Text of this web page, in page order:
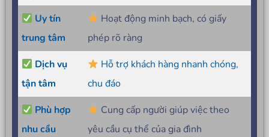
Uy tín
trung tâm
Hoạt động minh bạch, có giấy
phép rõ ràng
Dịch vụ
tận tâm
Hỗ trợ khách hàng nhanh chóng,
chu đáo
Phù hợp
nhu cầu
Cung cấp người giúp việc theo
yêu cầu cụ thể của gia đình